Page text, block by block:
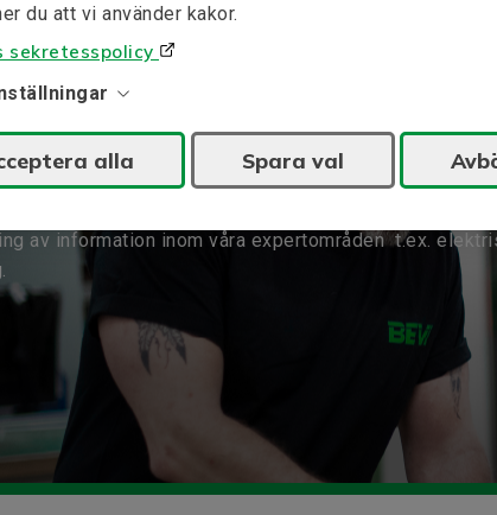
du att vi använder kakor.
sekretesspolicy
alla Spara val
av information inom våra expertområden t.ex.